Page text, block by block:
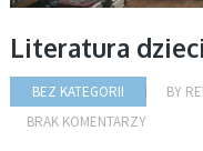
Literatura
BEZ KATEGORII BY
BRAK KOMENTARZY